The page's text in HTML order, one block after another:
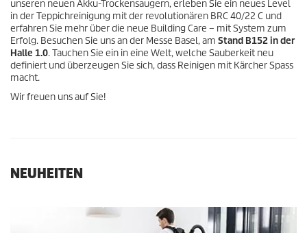
unseren neuen Akku-Trockensaugern, erleben Sie ein neues Level
in der Teppichreinigung mit der revolutionären BRC 40/22 C und
erfahren Sie mehr über die neue Building Care – mit System zum
Erfolg. Besuchen Sie uns an der Messe Basel, am Stand B152 in der
Halle 1.0. Tauchen Sie ein in eine Welt, welche Sauberkeit neu
definiert und überzeugen Sie sich, dass Reinigen mit Kärcher Spass
macht.
Wir freuen uns auf Sie!
NEUHEITEN